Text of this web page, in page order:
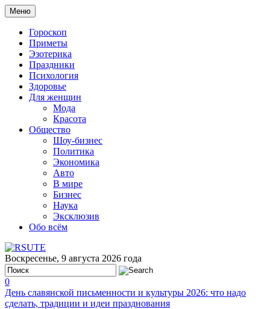
Меню
Гороскоп
Приметы
Эзотерика
Праздники
Психология
Здоровье
Для женщин
Мода
Красота
Общество
Шоу-бизнес
Политика
Экономика
Авто
В мире
Бизнес
Наука
Эксклюзив
Обо всём
Воскресенье, 9 августа 2026 года
0
День славянской письменности и культуры 2026: что надо
сделать, традиции и идеи празднования